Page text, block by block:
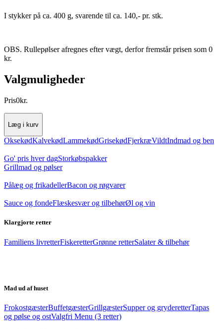
I stykker på ca. 400 g, svarende til ca. 140,- pr. stk.
OBS. Rullepølser afregnes efter vægt, derfor fremstår prisen som 0
kr.
Valgmuligheder
Pris0kr.
Læg i kurv
OksekødKalvekødLammekødGrisekødFjerkræVildtIndmad og ben
Go' pris hver dagStorkøbspakker
Grillmad og pølser
Pålæg og frikadellerBacon og røgvarer
Sauce og fondeFlæskesvær og tilbehørØl og vin
Klargjorte retter
Familiens livretterFiskeretterGrønne retterSalater & tilbehør
Mad ud af huset
FrokostgæsterBuffetgæsterGrillgæsterSupper og gryderetterTapas
og pølse og ostValgfri Menu (3 retter)